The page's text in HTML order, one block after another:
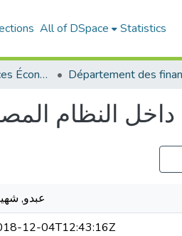
All of DSpace Statistics
Faculté des Sciences Économiques Commerciales et des Sciences de Gestion
داخل النظام
عبدو,
12-04T12:43:16Z